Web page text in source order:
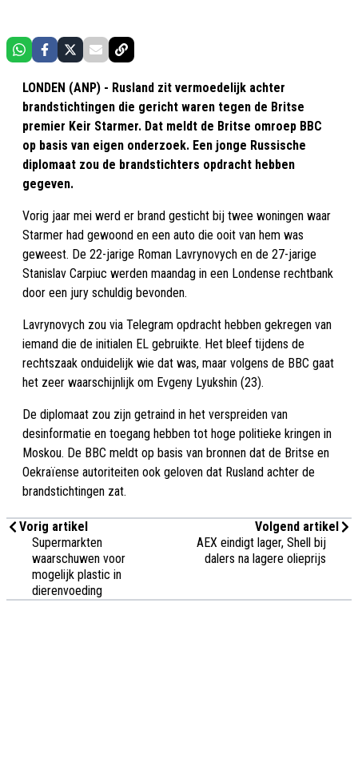
LONDEN (ANP) - Rusland zit vermoedelijk achter
brandstichtingen die gericht waren tegen de Britse
premier Keir Starmer. Dat meldt de Britse omroep BBC
op basis van eigen onderzoek. Een jonge Russische
diplomaat zou de brandstichters opdracht hebben
gegeven.
Vorig jaar mei werd er brand gesticht bij twee woningen waar
Starmer had gewoond en een auto die ooit van hem was
geweest. De 22-jarige Roman Lavrynovych en de 27-jarige
Stanislav Carpiuc werden maandag in een Londense rechtbank
door een jury schuldig bevonden.
Lavrynovych zou via Telegram opdracht hebben gekregen van
iemand die de initialen EL gebruikte. Het bleef tijdens de
rechtszaak onduidelijk wie dat was, maar volgens de BBC gaat
het zeer waarschijnlijk om Evgeny Lyukshin (23).
De diplomaat zou zijn getraind in het verspreiden van
desinformatie en toegang hebben tot hoge politieke kringen in
Moskou. De BBC meldt op basis van bronnen dat de Britse en
Oekraïense autoriteiten ook geloven dat Rusland achter de
brandstichtingen zat.
Vorig artikel
Supermarkten
waarschuwen voor
mogelijk plastic in
dierenvoeding
Volgend artikel
AEX eindigt lager, Shell bij
dalers na lagere olieprijs